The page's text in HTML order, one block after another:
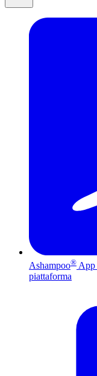
Ashampoo® App
piattaforma